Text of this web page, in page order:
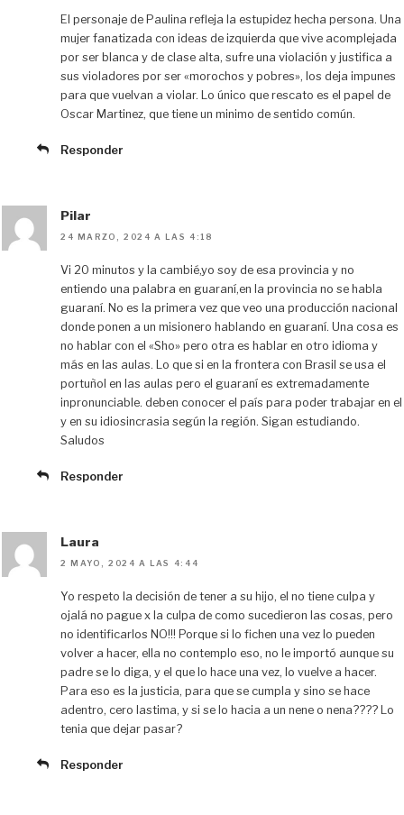
El personaje de Paulina refleja la estupidez hecha persona. Una
mujer fanatizada con ideas de izquierda que vive acomplejada
por ser blanca y de clase alta, sufre una violación y justifica a
sus violadores por ser «morochos y pobres», los deja impunes
para que vuelvan a violar. Lo único que rescato es el papel de
Oscar Martinez, que tiene un minimo de sentido común.
Responder
Pilar
24 MARZO, 2024 A LAS 4:18
Vi 20 minutos y la cambié,yo soy de esa provincia y no
entiendo una palabra en guaraní,en la provincia no se habla
guaraní. No es la primera vez que veo una producción nacional
donde ponen a un misionero hablando en guaraní. Una cosa es
no hablar con el «Sho» pero otra es hablar en otro idioma y
más en las aulas. Lo que si en la frontera con Brasil se usa el
portuñol en las aulas pero el guaraní es extremadamente
inpronunciable. deben conocer el país para poder trabajar en el
y en su idiosincrasia según la región. Sigan estudiando.
Saludos
Responder
Laura
2 MAYO, 2024 A LAS 4:44
Yo respeto la decisión de tener a su hijo, el no tiene culpa y
ojalá no pague x la culpa de como sucedieron las cosas, pero
no identificarlos NO!!! Porque si lo fichen una vez lo pueden
volver a hacer, ella no contemplo eso, no le importó aunque su
padre se lo diga, y el que lo hace una vez, lo vuelve a hacer.
Para eso es la justicia, para que se cumpla y sino se hace
adentro, cero lastima, y si se lo hacia a un nene o nena???? Lo
tenia que dejar pasar?
Responder